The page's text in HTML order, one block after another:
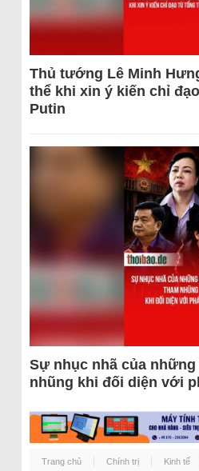
Thủ tướng Lê Minh
thể khi xin ý kiến chỉ
Putin
Sự nhục nhã của
nhũng khi đối diện với
Trang chủ Chính trị Kinh tế